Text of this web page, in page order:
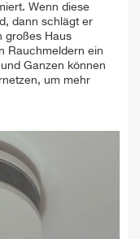
Wenn diese
dann schlägt er
großes Haus
Rauchmeldern ein
Ganzen können
um mehr